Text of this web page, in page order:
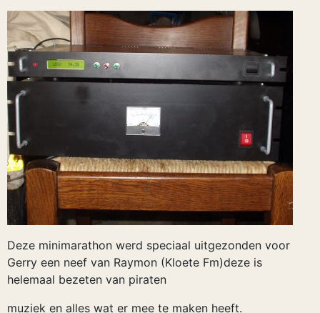
Deze minimarathon werd speciaal uitgezonden voor
Gerry een neef van Raymon (Kloete Fm)deze is
helemaal bezeten van piraten
muziek en alles wat er mee te maken heeft.